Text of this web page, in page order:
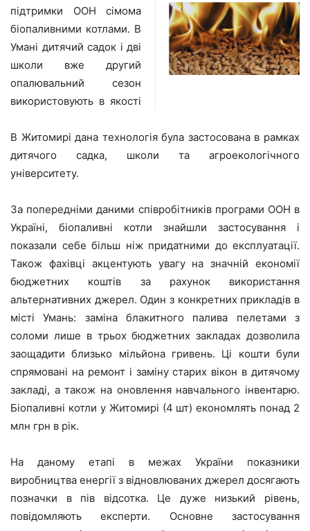
підтримки ООН сімома
біопаливними котлами. В
Умані дитячий садок і дві
школи вже другий
опалювальний сезон
використовують в якості
В Житомирі дана технологія була застосована в рамках
дитячого садка, школи та агроекологічного
університету.
За попередніми даними співробітників програми ООН в
Україні, біопаливні котли знайшли застосування і
показали себе більш ніж придатними до експлуатації.
Також фахівці акцентують увагу на значній економії
бюджетних коштів за рахунок використання
альтернативних джерел. Один з конкретних прикладів в
місті Умань: заміна блакитного палива пелетами з
соломи лише в трьох бюджетних закладах дозволила
заощадити близько мільйона гривень. Ці кошти були
спрямовані на ремонт і заміну старих вікон в дитячому
закладі, а також на оновлення навчального інвентарю.
Біопаливні котли у Житомирі (4 шт) економлять понад 2
млн грн в рік.
На даному етапі в межах України показники
виробництва енергії з відновлюваних джерел досягають
позначки в пів відсотка. Це дуже низький рівень,
повідомляють експерти. Основне застосування